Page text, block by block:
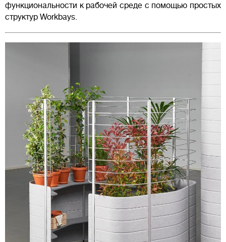
функциональности к рабочей среде с помощью простых
структур Workbays.